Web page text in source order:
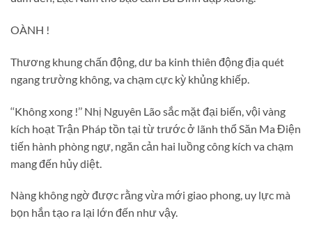
OÀNH !
Thương khung chấn động, dư ba kinh thiên động địa quét
ngang trường không, va chạm cực kỳ khủng khiếp.
‘‘Không xong !’’ Nhị Nguyên Lão sắc mặt đại biến, vội vàng
kích hoạt Trận Pháp tồn tại từ trước ở lãnh thổ Săn Ma Điện
tiến hành phòng ngự, ngăn cản hai luồng công kích va chạm
mang đến hủy diệt.
Nàng không ngờ được rằng vừa mới giao phong, uy lực mà
bọn hắn tạo ra lại lớn đến như vậy.